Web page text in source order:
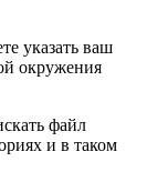
указать ваш
окружения
файл
и в таком